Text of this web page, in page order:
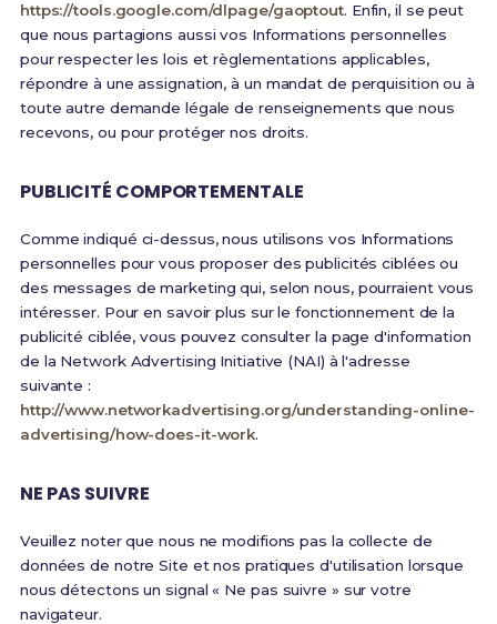
https://tools.google.com/dlpage/gaoptout. Enfin, il se peut
que nous partagions aussi vos Informations personnelles
pour respecter les lois et règlementations applicables,
répondre à une assignation, à un mandat de perquisition ou à
toute autre demande légale de renseignements que nous
recevons, ou pour protéger nos droits.
PUBLICITÉ COMPORTEMENTALE
Comme indiqué ci-dessus, nous utilisons vos Informations
personnelles pour vous proposer des publicités ciblées ou
des messages de marketing qui, selon nous, pourraient vous
intéresser. Pour en savoir plus sur le fonctionnement de la
publicité ciblée, vous pouvez consulter la page d'information
de la Network Advertising Initiative (NAI) à l'adresse
suivante :
http://www.networkadvertising.org/understanding-online-
advertising/how-does-it-work.
NE PAS SUIVRE
Veuillez noter que nous ne modifions pas la collecte de
données de notre Site et nos pratiques d'utilisation lorsque
nous détectons un signal « Ne pas suivre » sur votre
navigateur.